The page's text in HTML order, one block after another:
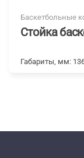
Баскетбольные
Стойка
Габариты, мм: